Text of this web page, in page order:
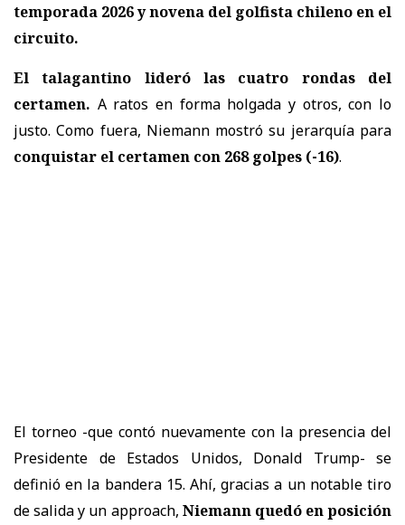
temporada 2026 y novena del golfista chileno en el
circuito.
El talagantino lideró las cuatro rondas del
certamen. A ratos en forma holgada y otros, con lo
justo. Como fuera, Niemann mostró su jerarquía para
conquistar el certamen con 268 golpes (-16).
El torneo -que contó nuevamente con la presencia del
Presidente de Estados Unidos, Donald Trump- se
definió en la bandera 15. Ahí, gracias a un notable tiro
de salida y un approach, Niemann quedó en posición